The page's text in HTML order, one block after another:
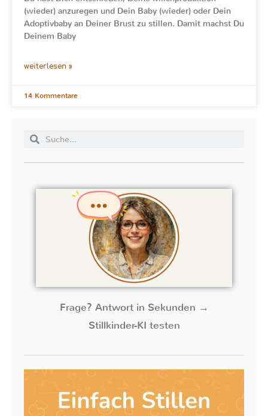
(wieder) anzuregen und Dein Baby (wieder) oder Dein
Adoptivbaby an Deiner Brust zu stillen. Damit machst Du
Deinem Baby
weiterlesen »
14 Kommentare
Frage? Antwort in Sekunden →
Stillkinder-KI testen